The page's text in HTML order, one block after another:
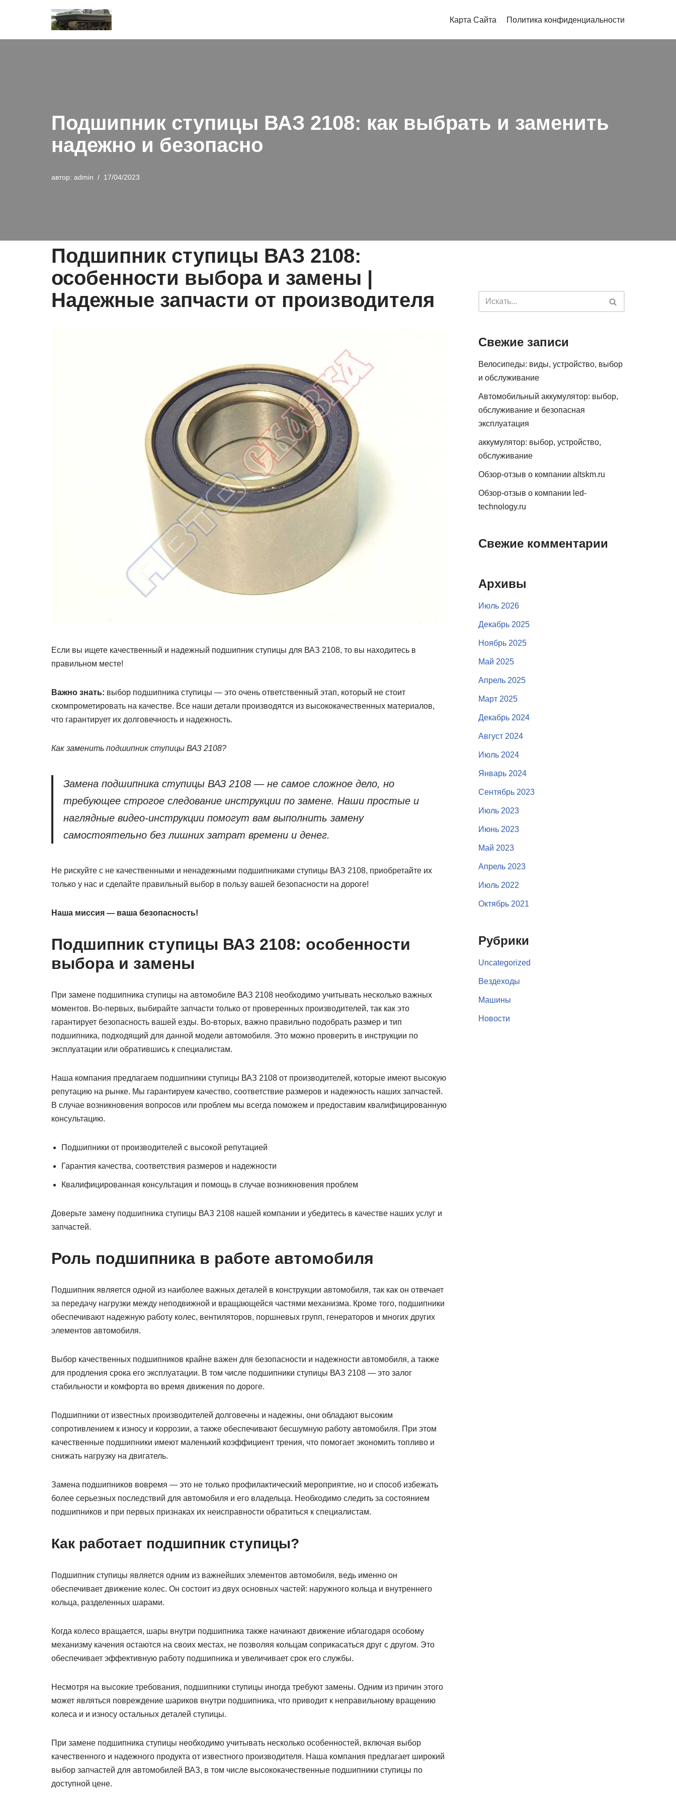
к
Карта Сайта Политика конфиденциальности
Подшипник ступицы ВАЗ 2108: как выбрать и заменить
надежно и безопасно
автор: admin 17/04/2023
Подшипник ступицы ВАЗ 2108:
особенности выбора и замены |
Надежные запчасти от производителя
Если вы ищете качественный и надежный подшипник ступицы для ВАЗ 2108, то вы находитесь в
правильном месте!
Важно знать: выбор подшипника ступицы — это очень ответственный этап, который не стоит
скомпрометировать на качестве. Все наши детали производятся из высококачественных материалов,
что гарантирует их долговечность и надежность.
Как заменить подшипник ступицы ВАЗ 2108?
Замена подшипника ступицы ВАЗ 2108 — не самое сложное дело, но
требующее строгое следование инструкции по замене. Наши простые и
наглядные видео-инструкции помогут вам выполнить замену
самостоятельно без лишних затрат времени и денег.
Не рискуйте с не качественными и ненадежными подшипниками ступицы ВАЗ 2108, приобретайте их
только у нас и сделайте правильный выбор в пользу вашей безопасности на дороге!
Наша миссия — ваша безопасность!
Подшипник ступицы ВАЗ 2108: особенности
выбора и замены
При замене подшипника ступицы на автомобиле ВАЗ 2108 необходимо учитывать несколько важных
моментов. Во-первых, выбирайте запчасти только от проверенных производителей, так как это
гарантирует безопасность вашей езды. Во-вторых, важно правильно подобрать размер и тип
подшипника, подходящий для данной модели автомобиля. Это можно проверить в инструкции по
эксплуатации или обратившись к специалистам.
Наша компания предлагаем подшипники ступицы ВАЗ 2108 от производителей, которые имеют высокую
репутацию на рынке. Мы гарантируем качество, соответствие размеров и надежность наших запчастей.
В случае возникновения вопросов или проблем мы всегда поможем и предоставим квалифицированную
консультацию.
Подшипники от производителей с высокой репутацией
Гарантия качества, соответствия размеров и надежности
Квалифицированная консультация и помощь в случае возникновения проблем
Доверьте замену подшипника ступицы ВАЗ 2108 нашей компании и убедитесь в качестве наших услуг и
запчастей.
Роль подшипника в работе автомобиля
Подшипник является одной из наиболее важных деталей в конструкции автомобиля, так как он отвечает
за передачу нагрузки между неподвижной и вращающейся частями механизма. Кроме того, подшипники
обеспечивают надежную работу колес, вентиляторов, поршневых групп, генераторов и многих других
элементов автомобиля.
Выбор качественных подшипников крайне важен для безопасности и надежности автомобиля, а также
для продления срока его эксплуатации. В том числе подшипники ступицы ВАЗ 2108 — это залог
стабильности и комфорта во время движения по дороге.
Подшипники от известных производителей долговечны и надежны, они обладают высоким
сопротивлением к износу и коррозии, а также обеспечивают бесшумную работу автомобиля. При этом
качественные подшипники имеют маленький коэффициент трения, что помогает экономить топливо и
снижать нагрузку на двигатель.
Замена подшипников вовремя — это не только профилактический мероприятие, но и способ избежать
более серьезных последствий для автомобиля и его владельца. Необходимо следить за состоянием
подшипников и при первых признаках их неисправности обратиться к специалистам.
Как работает подшипник ступицы?
Подшипник ступицы является одним из важнейших элементов автомобиля, ведь именно он
обеспечивает движение колес. Он состоит из двух основных частей: наружного кольца и внутреннего
кольца, разделенных шарами.
Когда колесо вращается, шары внутри подшипника также начинают движение иблагодаря особому
механизму качения остаются на своих местах, не позволяя кольцам соприкасаться друг с другом. Это
обеспечивает эффективную работу подшипника и увеличивает срок его службы.
Несмотря на высокие требования, подшипники ступицы иногда требуют замены. Одним из причин этого
может являться повреждение шариков внутри подшипника, что приводит к неправильному вращению
колеса и и износу остальных деталей ступицы.
При замене подшипника ступицы необходимо учитывать несколько особенностей, включая выбор
качественного и надежного продукта от известного производителя. Наша компания предлагает широкий
выбор запчастей для автомобилей ВАЗ, в том числе высококачественные подшипники ступицы по
доступной цене.
Свежие записи
Велосипеды: виды, устройство, выбор
и обслуживание
Автомобильный аккумулятор: выбор,
обслуживание и безопасная
эксплуатация
аккумулятор: выбор, устройство,
обслуживание
Обзор-отзыв о компании altskm.ru
Обзор-отзыв о компании led-
technology.ru
Свежие комментарии
Архивы
Июль 2026
Декабрь 2025
Ноябрь 2025
Май 2025
Апрель 2025
Март 2025
Декабрь 2024
Август 2024
Июль 2024
Январь 2024
Сентябрь 2023
Июль 2023
Июнь 2023
Май 2023
Апрель 2023
Июль 2022
Октябрь 2021
Рубрики
Uncategorized
Вездеходы
Машины
Новости